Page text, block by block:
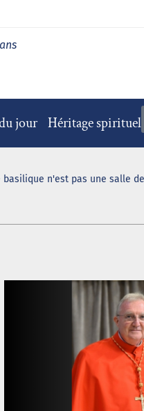
jour Héritage spirituel
n'est pas une salle